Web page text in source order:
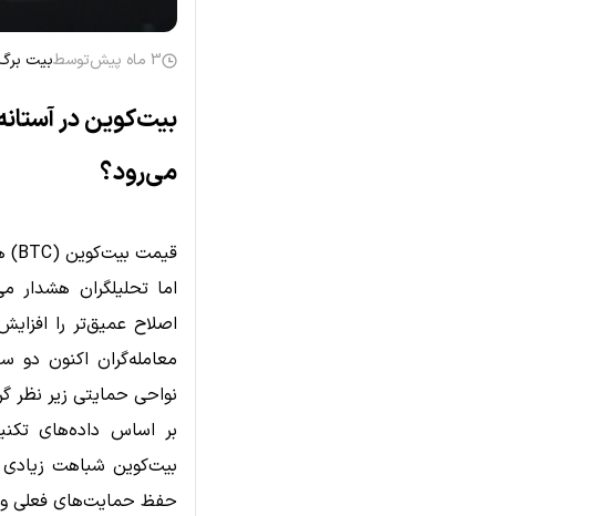
3 ماه پیش توسطبیت
می‌رود؟
اما تحلیلگران
اصلاح عمیق‌تر را
نواحی حمایتی زیر نظر
بر اساس داده‌های
بیت‌کوین شباهت
حفظ حمایت‌های فعلی